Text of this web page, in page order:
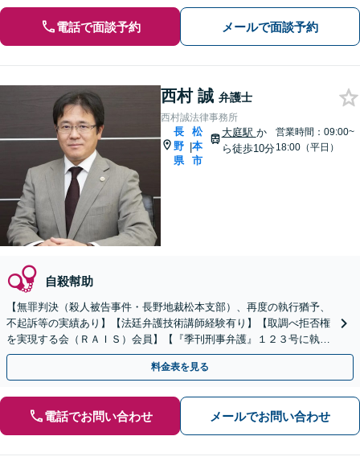
電話で面談予約 メールで面談予約
西村 誠 弁護士
西村誠法律事務所
長
野
県
|
松
本
市
大庭駅 か
ら徒歩10分
営業時間：09:00~
18:00（平日）
自殺幇助
【無罪判決（殺人被告事件・長野地裁松本支部）、再度の執行猶予、
不起訴等の実績あり】【法廷弁護技術講師経験有り】【取調べ拒否権
を実現する会（ＲＡＩＳ）会員】【『季刊刑事弁護』１２３号に執筆
あり】【裁判員裁判対応可】【休日夜間の相談接見可】
料金表を見る
電話でお問い合わせ メールでお問い合わせ